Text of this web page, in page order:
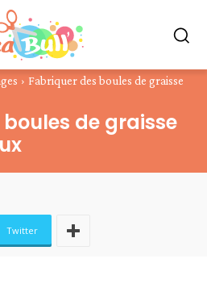
Fabriquer des boules de graisse
de graisse
Twitter